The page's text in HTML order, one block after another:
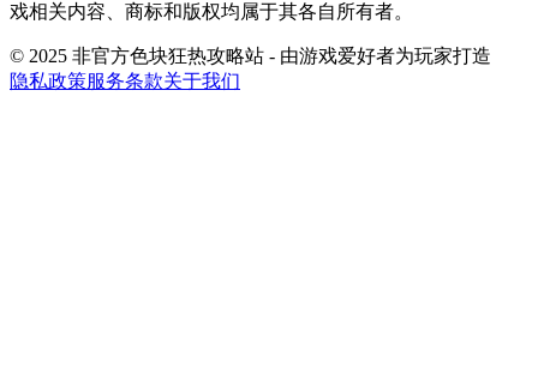
戏相关内容、商标和版权均属于其各自所有者。
© 2025 非官方色块狂热攻略站 - 由游戏爱好者为玩家打造
隐私政策服务条款关于我们